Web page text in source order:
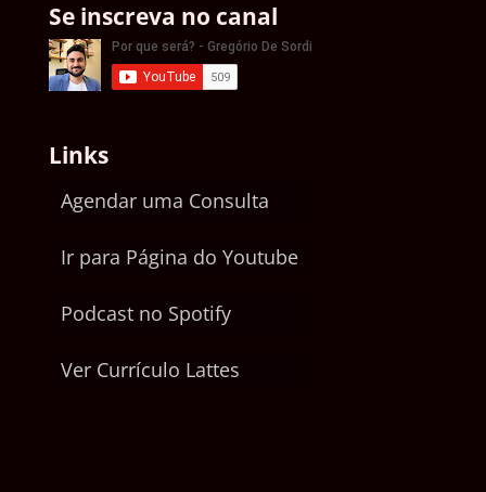
Se inscreva no canal
Links
Agendar uma Consulta
Ir para Página do Youtube
Podcast no Spotify
Ver Currículo Lattes